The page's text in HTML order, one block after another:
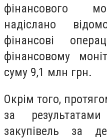
фінансового
надіслано
фінансові
фінансовому
суму 9,1 млн грн.
Окрім того,
за
закупівель за